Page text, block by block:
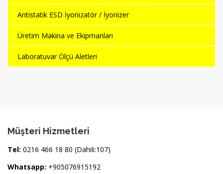
Antistatik ESD İyonizatör / İyonizer
Üretim Makina ve Ekipmanları
Laboratuvar Ölçü Aletleri
Müşteri Hizmetleri
Tel: 0216 466 18 80 (Dahili:107)
Whatsapp: +905076915192